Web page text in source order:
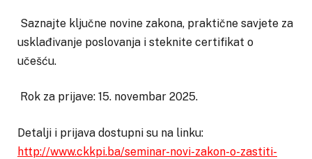
Saznajte ključne novine zakona, praktične savjete za
usklađivanje poslovanja i steknite certifikat o
učešću.
Rok za prijave: 15. novembar 2025.
Detalji i prijava dostupni su na linku:
http://www.ckkpi.ba/seminar-novi-zakon-o-zastiti-